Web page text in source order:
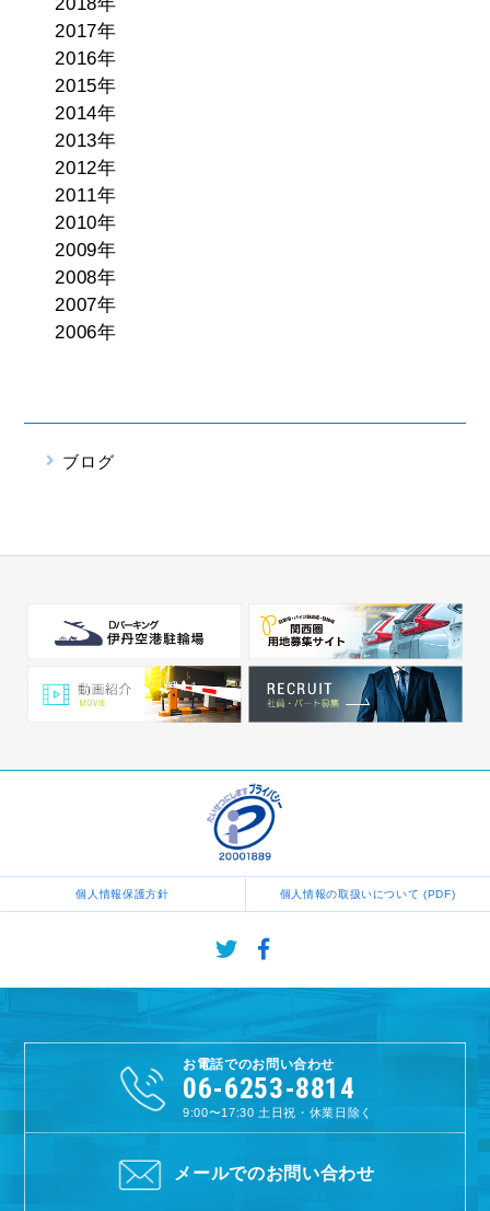
2017年
2016年
2015年
2014年
2013年
2012年
2011年
2010年
2009年
2008年
2007年
2006年
ブログ
個人情報保護方針 個人情報の取扱いについて (PDF)
お電話でのお問い合わせ
06-6253-8814
9:00〜17:30 土日祝・休業日除く
メールでのお問い合わせ